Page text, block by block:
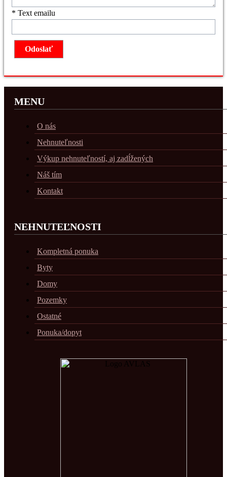
* Text emailu
MENU
O nás
Nehnuteľnosti
Výkup nehnuteľností, aj zadĺžených
Náš tím
Kontakt
NEHNUTEĽNOSTI
Kompletná ponuka
Byty
Domy
Pozemky
Ostatné
Ponuka/dopyt